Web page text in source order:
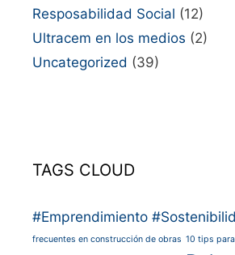
Resposabilidad Social (12)
Ultracem en los medios (2)
Uncategorized (39)
TAGS CLOUD
#Emprendimiento
frecuentes en construcción de obras 10 tips